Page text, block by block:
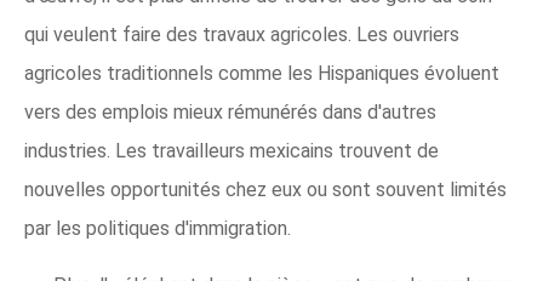
qui veulent faire des travaux agricoles. Les ouvriers
agricoles traditionnels comme les Hispaniques évoluent
vers des emplois mieux rémunérés dans d'autres
industries. Les travailleurs mexicains trouvent de
nouvelles opportunités chez eux ou sont souvent limités
par les politiques d'immigration.